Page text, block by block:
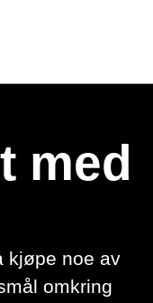
med
kjøpe noe av
omkring